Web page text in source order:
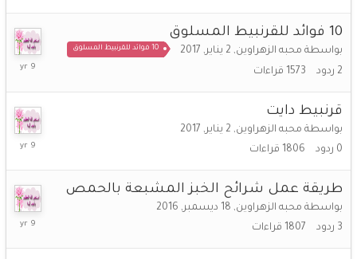
10 فوائد للقرنبيط المسلوق
بواسطة محبه الزهراوين, 2 يناير, 2017 10 فوائد للقرنبيط المسلوق
2 ردود 1573 قراءات
2017
قرنبيط دايت
بواسطة محبه الزهراوين, 2 يناير, 2017
0 ردود 1806 قراءات
طريقة عمل شرائح الخبز المشبعة بالحمص
بواسطة محبه الزهراوين, 18 ديسمبر, 2016
3 ردود 1807 قراءات
18
2016